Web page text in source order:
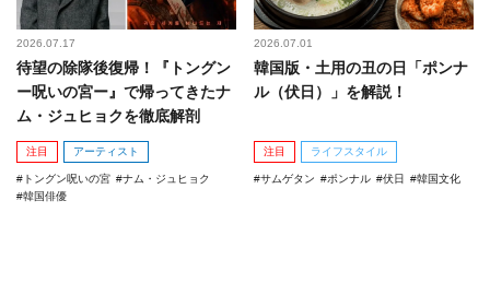
2026.07.17
待望の除隊後復帰！『トングン
ー呪いの宮ー』で帰ってきたナ
ム・ジュヒョクを徹底解剖
注目 アーティスト
トングン呪いの宮
ナム・ジュヒョク
韓国俳優
2026.07.01
韓国版・土用の丑の日「ポンナ
ル（伏日）」を解説！
注目 ライフスタイル
サムゲタン ポンナル 伏日 韓国文化